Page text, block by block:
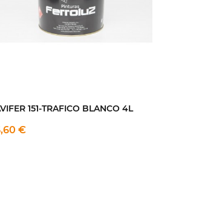
151-TRAFICO BLANCO 4L
€